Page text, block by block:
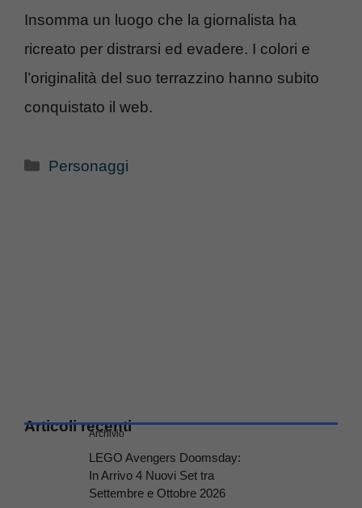
Insomma un luogo che la giornalista ha
ricreato per distrarsi ed evadere. I colori e
l’originalità del suo terrazzino hanno subito
conquistato il web.
Categorie
Personaggi
Articoli recenti
Archivio
LEGO Avengers Doomsday:
In Arrivo 4 Nuovi Set tra
Settembre e Ottobre 2026